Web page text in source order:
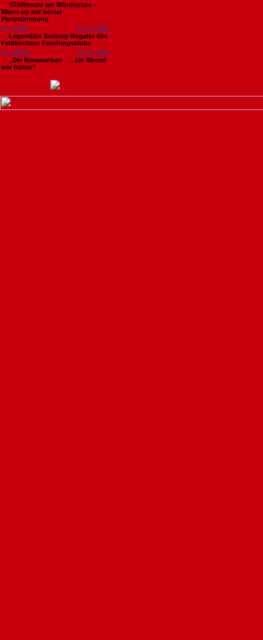
STARnacht am Wörthersee –
Warm-up mit bester
Partystimmung
Nr. 18761
13.07.2026
Legendäre Sautrog-Regatta des
Feldkirchner Faschingsklubs
Nr. 18759
13.07.2026
„Die Karawanken . . . ein Abend
wie früher“